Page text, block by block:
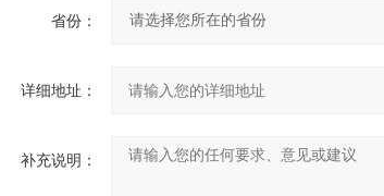
省份：
详细地址：
补充说明：